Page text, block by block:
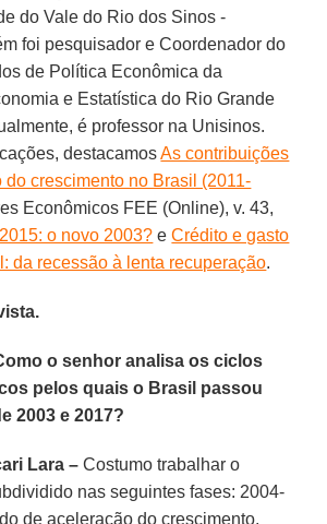
do Vale do Rio dos Sinos -
foi pesquisador e Coordenador do
de Política Econômica da
e Estatística do Rio Grande
é professor na Unisinos.
destacamosAs contribuições
do crescimento no Brasil (2011-
Econômicos FEE (Online), v. 43,
2015: o novo 2003? eCrédito e gasto
da recessão à lenta recuperação.
o senhor analisa os ciclos
pelos quais o Brasil passou
2003 e 2017?
Lara – Costumo trabalhar o
nas seguintes fases: 2004-
de aceleração do crescimento,